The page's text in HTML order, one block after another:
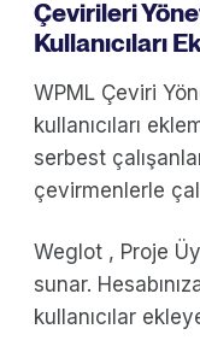
Çevirileri
Kullanıcıları
WPML Çeviri
kullanıcıları
serbest
çevirmenlerle
Weglot , Proje
sunar.
kullanıcılar